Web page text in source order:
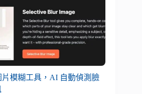
片模糊工具，AI 自動偵測臉